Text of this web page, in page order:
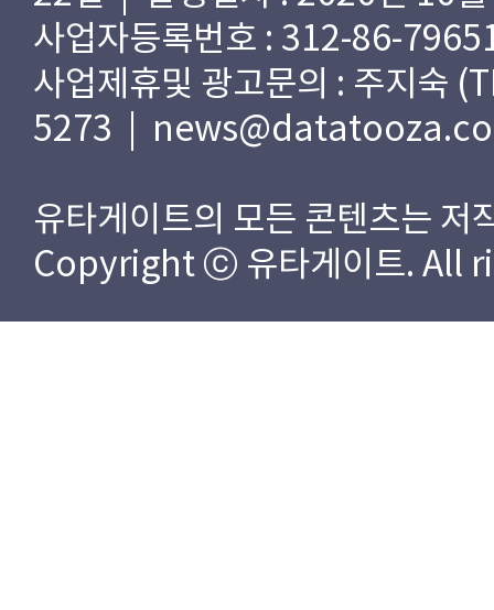
사업자등록번호 : 312-86-
사업제휴및 광고문의 : 주지숙
5273 |
유타게이트의 모든 콘텐츠는 저
Copyright ⓒ 유타게이트. All